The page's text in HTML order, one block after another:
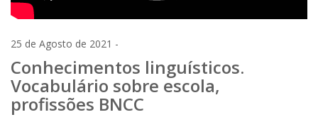
25 de Agosto de 2021 -
Conhecimentos linguísticos.
Vocabulário sobre escola,
profissões BNCC